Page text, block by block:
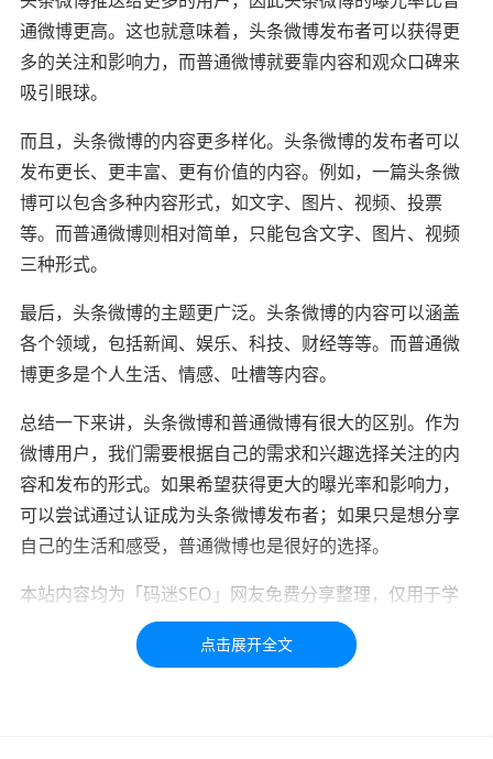
通微博更高。这也就意味着，头条微博发布者可以获得更
多的关注和影响力，而普通微博就要靠内容和观众口碑来
吸引眼球。
而且，头条微博的内容更多样化。头条微博的发布者可以
发布更长、更丰富、更有价值的内容。例如，一篇头条微
博可以包含多种内容形式，如文字、图片、视频、投票
等。而普通微博则相对简单，只能包含文字、图片、视频
三种形式。
最后，头条微博的主题更广泛。头条微博的内容可以涵盖
各个领域，包括新闻、娱乐、科技、财经等等。而普通微
博更多是个人生活、情感、吐槽等内容。
总结一下来讲，头条微博和普通微博有很大的区别。作为
微博用户，我们需要根据自己的需求和兴趣选择关注的内
容和发布的形式。如果希望获得更大的曝光率和影响力，
可以尝试通过认证成为头条微博发布者；如果只是想分享
自己的生活和感受，普通微博也是很好的选择。
本站内容均为「码迷SEO」网友免费分享整理，仅用于学
习交流，如有疑问，请联系我们48小时处理！！！！